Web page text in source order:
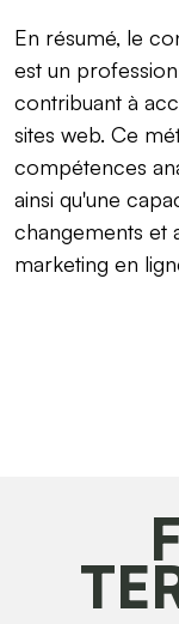
En résumé, le
est un
contribuant à
sites web. Ce
compétences
ainsi qu'une
changements et
marketing en